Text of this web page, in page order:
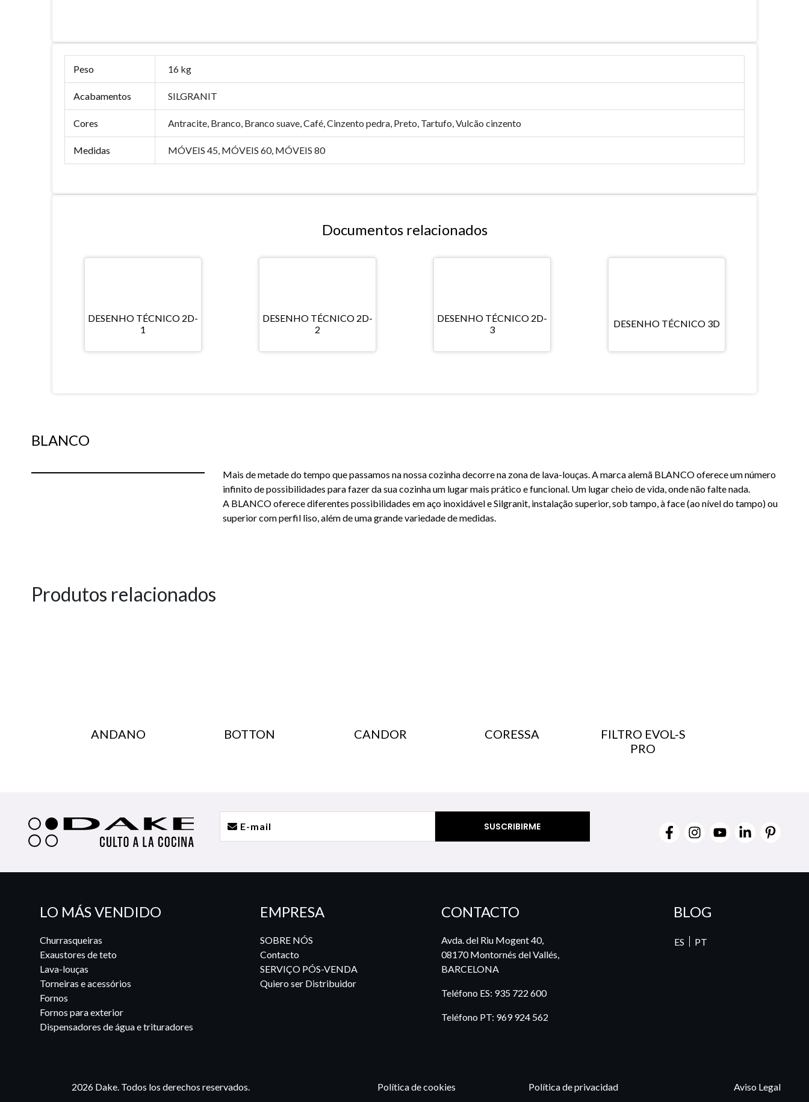
Peso 16 kg
Acabamentos SILGRANIT
Cores Antracite, Branco, Branco suave, Café, Cinzento pedra, Preto, Tartufo, Vulcão cinzento
Medidas MÓVEIS 45, MÓVEIS 60, MÓVEIS 80
Documentos relacionados
DESENHO TÉCNICO 2D-
1
DESENHO TÉCNICO 2D-
2
DESENHO TÉCNICO 2D-
3
DESENHO TÉCNICO 3D
BLANCO
Mais de metade do tempo que passamos na nossa cozinha decorre na zona de lava-louças. A marca alemã BLANCO oferece um número
infinito de possibilidades para fazer da sua cozinha um lugar mais prático e funcional. Um lugar cheio de vida, onde não falte nada.
A BLANCO oferece diferentes possibilidades em aço inoxidável e Silgranit, instalação superior, sob tampo, à face (ao nível do tampo) ou
superior com perfil liso, além de uma grande variedade de medidas.
Produtos relacionados
ANDANO BOTTON CANDOR CORESSA
FILTRO EVOL-S
PRO
LO MÁS VENDIDO
Churrasqueiras
Exaustores de teto
Lava-louças
Torneiras e acessórios
Fornos
Fornos para exterior
Dispensadores de água e trituradores
EMPRESA
SOBRE NÓS
Contacto
SERVIÇO PÓS-VENDA
Quiero ser Distribuidor
CONTACTO
Avda. del Riu Mogent 40,
08170 Montornés del Vallés,
BARCELONA
Teléfono ES: 935 722 600
Teléfono PT: 969 924 562
BLOG
ES PT
2026 Dake. Todos los derechos reservados. Política de cookies Política de privacidad Aviso Legal